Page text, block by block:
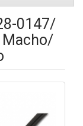
0147/
Macho/